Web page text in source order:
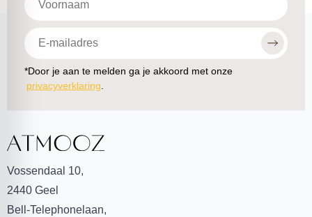
*Door je aan te melden ga je akkoord met onze
privacyverklaring
Vossendaal 10,
2440 Geel
Bell-Telephonelaan,